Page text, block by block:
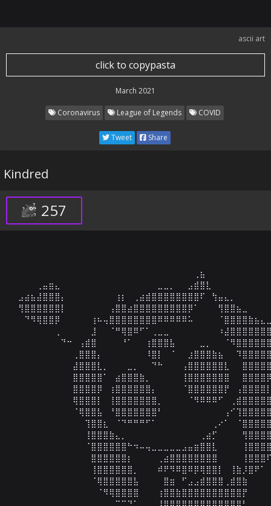
ascii art
click to copypasta
March 2021
Coronavirus League of Legends COVID
Tweet Share
Kindred
257